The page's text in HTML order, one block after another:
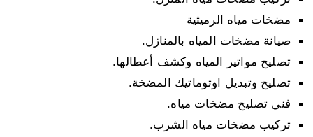
مضخات مياه الرميثية
صيانة مضخات المياه بالمنازل.
تصليح مواتير المياه وكشف أعطالها.
تصليح وتبديل اوتوماتيك المضخة.
فني تصليح مضخات مياه.
تركيب مضخات مياه الشرب.